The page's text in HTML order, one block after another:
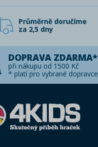
Průměrně doručíme
za 2,5 dny
DOPRAVA ZDARMA*
při nákupu od 1500 Kč
* platí pro vybrané dopravce